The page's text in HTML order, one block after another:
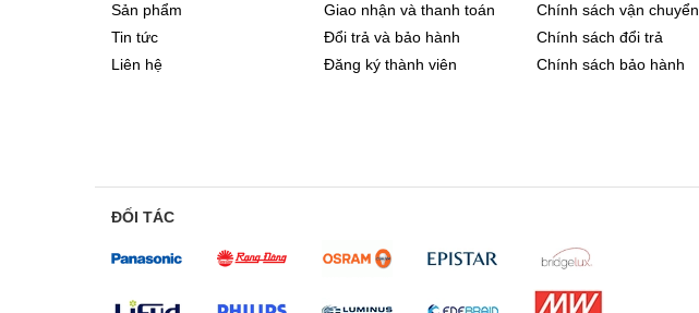
Sản phẩm
Tin tức
Liên hệ
Giao nhận và thanh toán
Đổi trả và bảo hành
Đăng ký thành viên
Chính sách vận chuyển
Chính sách đổi trả
Chính sách bảo hành
ĐỐI TÁC